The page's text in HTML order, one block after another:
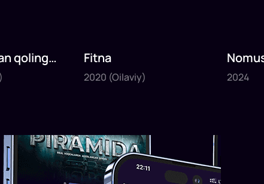
qoling
2020
1daq
Fitna
2020 (Oilaviy)
2024
2024